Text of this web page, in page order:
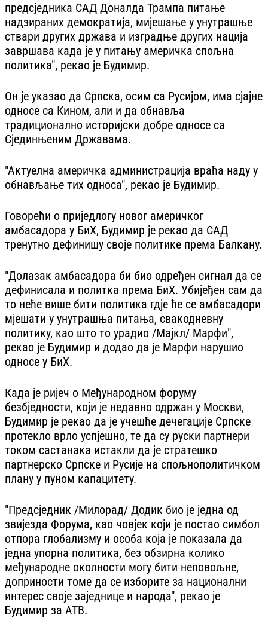
предсједника САД Доналда Трампа питање
надзираних демократија, мијешање у унутрашње
ствари других држава и изградње других нација
завршава када је у питању америчка спољна
политика", рекао је Будимир.
Он је указао да Српска, осим са Русијом, има сјајне
односе са Кином, али и да обнавља
традиционално историјски добре односе са
Сјединњеним Државама.
"Актуелна америчка администрација враћа наду у
обнављање тих односа", рекао је Будимир.
Говорећи о приједлогу новог америчког
амбасадора у БиХ, Будимир је рекао да САД
тренутно дефинишу своје политике према Балкану.
"Долазак амбасадора би био одређен сигнал да се
дефинисала и политка према БиХ. Убијеђен сам да
то неће више бити политика гдје ће се амбасадори
мјешати у унутрашња питања, свакодневну
политику, као што то урадио /Мајкл/ Марфи",
рекао је Будимир и додао да је Марфи нарушио
односе у БиХ.
Када је ријеч о Међународном форуму
безбједности, који је недавно одржан у Москви,
Будимир је рекао да је учешће дечегације Српске
протекло врло успјешно, те да су руски партнери
током састанака истакли да је стратешко
партнерско Српске и Русије на спољнополитичком
плану у пуном капацитету.
"Предсједник /Милорад/ Додик био је једна од
звијезда Форума, као човјек који је постао симбол
отпора глобализму и особа која је показала да
једна упорна политика, без обзирна колико
међународне околности могу бити неповољне,
доприности томе да се изборите за национални
интерес своје заједнице и народа", рекао је
Будимир за АТВ.